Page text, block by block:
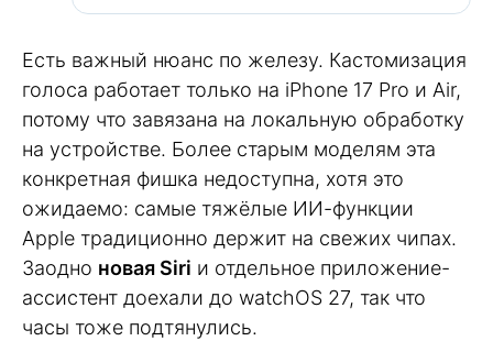
Есть важный нюанс по железу. Кастомизация
голоса работает только на iPhone 17 Pro и Air,
потому что завязана на локальную обработку
на устройстве. Более старым моделям эта
конкретная фишка недоступна, хотя это
ожидаемо: самые тяжёлые ИИ-функции
Apple традиционно держит на свежих чипах.
Заодно новая Siri и отдельное приложение-
ассистент доехали до watchOS 27, так что
часы тоже подтянулись.